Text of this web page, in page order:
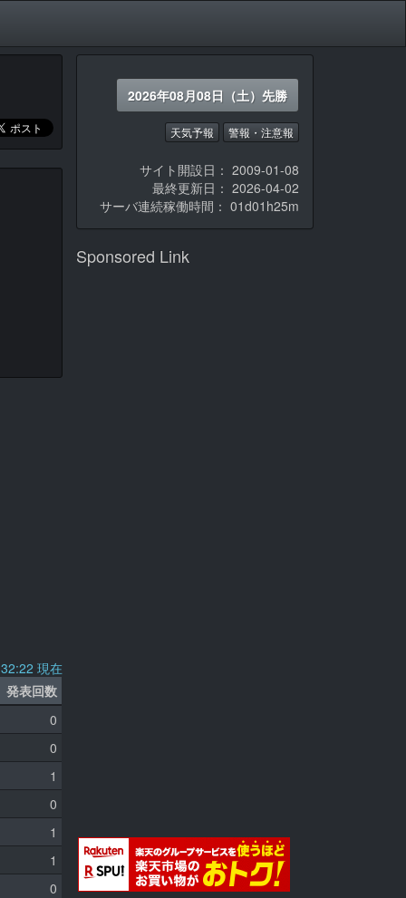
現在
発表回数
0
0
1
0
1
1
0
2026年08月08日（土）先勝
天気予報 警報・注意報
サイト開設日： 2009-01-08
最終更新日： 2026-04-02
サーバ連続稼働時間： 01d01h25m
Sponsored Link